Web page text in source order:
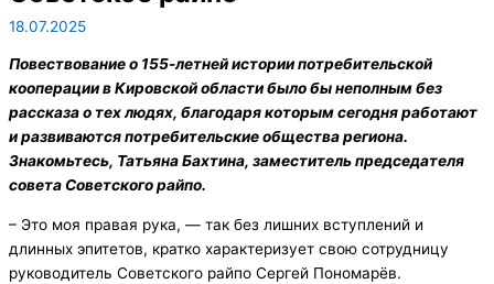
18.07.2025
Повествование о 155-летней истории потребительской
кооперации в Кировской области было бы неполным без
рассказа о тех людях, благодаря которым сегодня работают
и развиваются потребительские общества региона.
Знакомьтесь, Татьяна Бахтина, заместитель председателя
совета Советского райпо.
– Это моя правая рука, — так без лишних вступлений и
длинных эпитетов, кратко характеризует свою сотрудницу
руководитель Советского райпо Сергей Пономарёв.